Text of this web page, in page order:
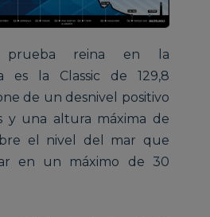
reina en la
es la Classic de 129,8
de un desnivel positivo
y una altura máxima de
el nivel del mar que
en un máximo de 30